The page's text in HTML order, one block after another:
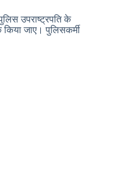
उपराष्ट्रपति के
जाए। पुलिसकर्मी